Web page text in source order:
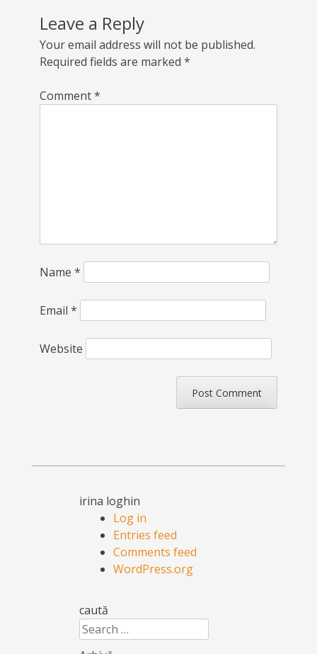
Leave a Reply
Your email address will not be published.
Required fields are marked *
Comment*
Name *
Email *
Website
irina loghin
Log in
Entries feed
Comments feed
WordPress.org
caută
Search